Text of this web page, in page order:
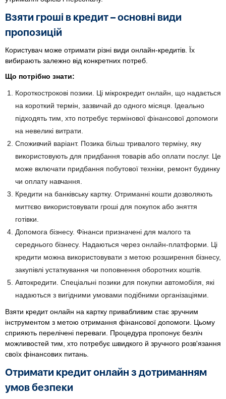
Взяти гроші в кредит – основні види
пропозицій
Користувач може отримати різні види онлайн-кредитів. Їх
вибирають залежно від конкретних потреб.
Що потрібно знати:
Короткострокові позики. Ці мікрокредит онлайн, що надається
на короткий термін, зазвичай до одного місяця. Ідеально
підходять тим, хто потребує термінової фінансової допомоги
на невеликі витрати.
Споживчий варіант. Позика більш тривалого терміну, яку
використовують для придбання товарів або оплати послуг. Це
може включати придбання побутової техніки, ремонт будинку
чи оплату навчання.
Кредити на банківську картку. Отриманні кошти дозволяють
миттєво використовувати гроші для покупок або зняття
готівки.
Допомога бізнесу. Фінанси призначені для малого та
середнього бізнесу. Надаються через онлайн-платформи. Ці
кредити можна використовувати з метою розширення бізнесу,
закупівлі устаткування чи поповнення оборотних коштів.
Автокредити. Спеціальні позики для покупки автомобіля, які
надаються з вигідними умовами подібними організаціями.
Взяти кредит онлайн на картку привабливим стає зручним
інструментом з метою отримання фінансової допомоги. Цьому
сприяють перелічені переваги. Процедура пропонує безліч
можливостей тим, хто потребує швидкого й зручного розв'язання
своїх фінансових питань.
Отримати кредит онлайн з дотриманням
умов безпеки